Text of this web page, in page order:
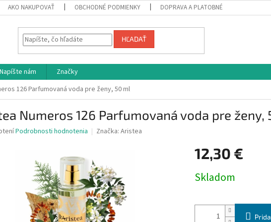
AKO NAKUPOVAŤ OBCHODNÉ PODMIENKY DOPRAVA A PLATOBNÉ PODMIENKY
HĽADAŤ
Napíšte nám
Značky
126 Parfumovaná voda pre ženy, 50 ml
Numeros 126 Parfumovaná voda pre ženy,
Podrobnosti hodnotenia Značka: Aristea
12,30 €
cena:
Skladom